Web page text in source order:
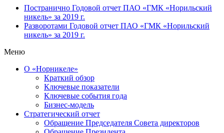
Постранично Годовой отчет ПАО «ГМК «Норильский
никель» за 2019 г.
Разворотами Годовой отчет ПАО «ГМК «Норильский
никель» за 2019 г.
Меню
О «Норникеле»
Краткий обзор
Ключевые показатели
Ключевые события года
Бизнес-модель
Стратегический отчет
Обращение Председателя Совета директоров